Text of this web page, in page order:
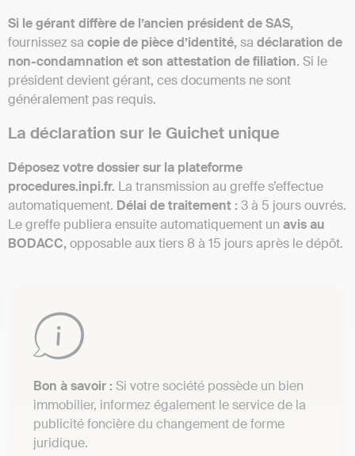
Si le gérant diffère de l’ancien président de SAS,
fournissez sa copie de pièce d’identité,sa déclaration de
non-condamnation et son attestation de filiation. Si le
président devient gérant, ces documents ne sont
généralement pas requis.
La déclaration sur le Guichet unique
Déposez votre dossier sur la plateforme
procedures.inpi.fr. La transmission au greffe s’effectue
automatiquement. Délai de traitement : 3 à 5 jours ouvrés.
Le greffe publiera ensuite automatiquement un avis au
BODACC,opposable aux tiers 8 à 15 jours après le dépôt.
Bon à savoir : Si votre société possède un bien
immobilier, informez également le service de la
publicité foncière du changement de forme
juridique.